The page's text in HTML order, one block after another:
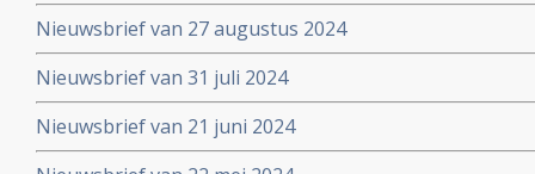
Nieuwsbrief van 27 augustus 2024
Nieuwsbrief van 31 juli 2024
Nieuwsbrief van 21 juni 2024